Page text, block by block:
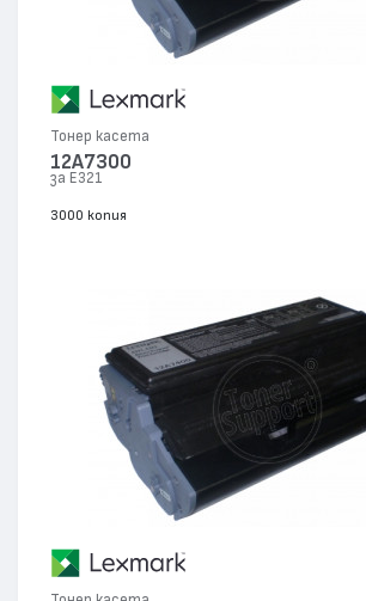
Тонер касета
12A7300
за E321
3000 копия